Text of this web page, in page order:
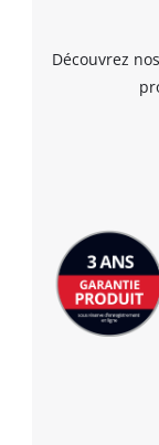
Découvrez